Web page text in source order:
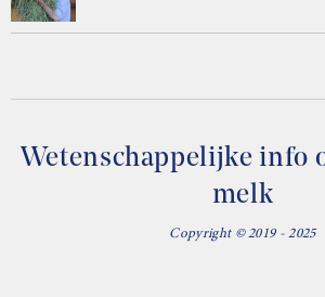
Wetenschappelijke info
melk
Copyright © 2019 - 2025